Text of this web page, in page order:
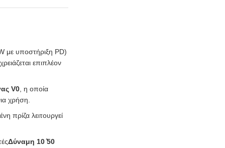
με υποστήριξη PD)
επιπλέον
V0, η οποία
χρήση.
πρίζα λειτουργεί
Δύναμη 10 ̊50